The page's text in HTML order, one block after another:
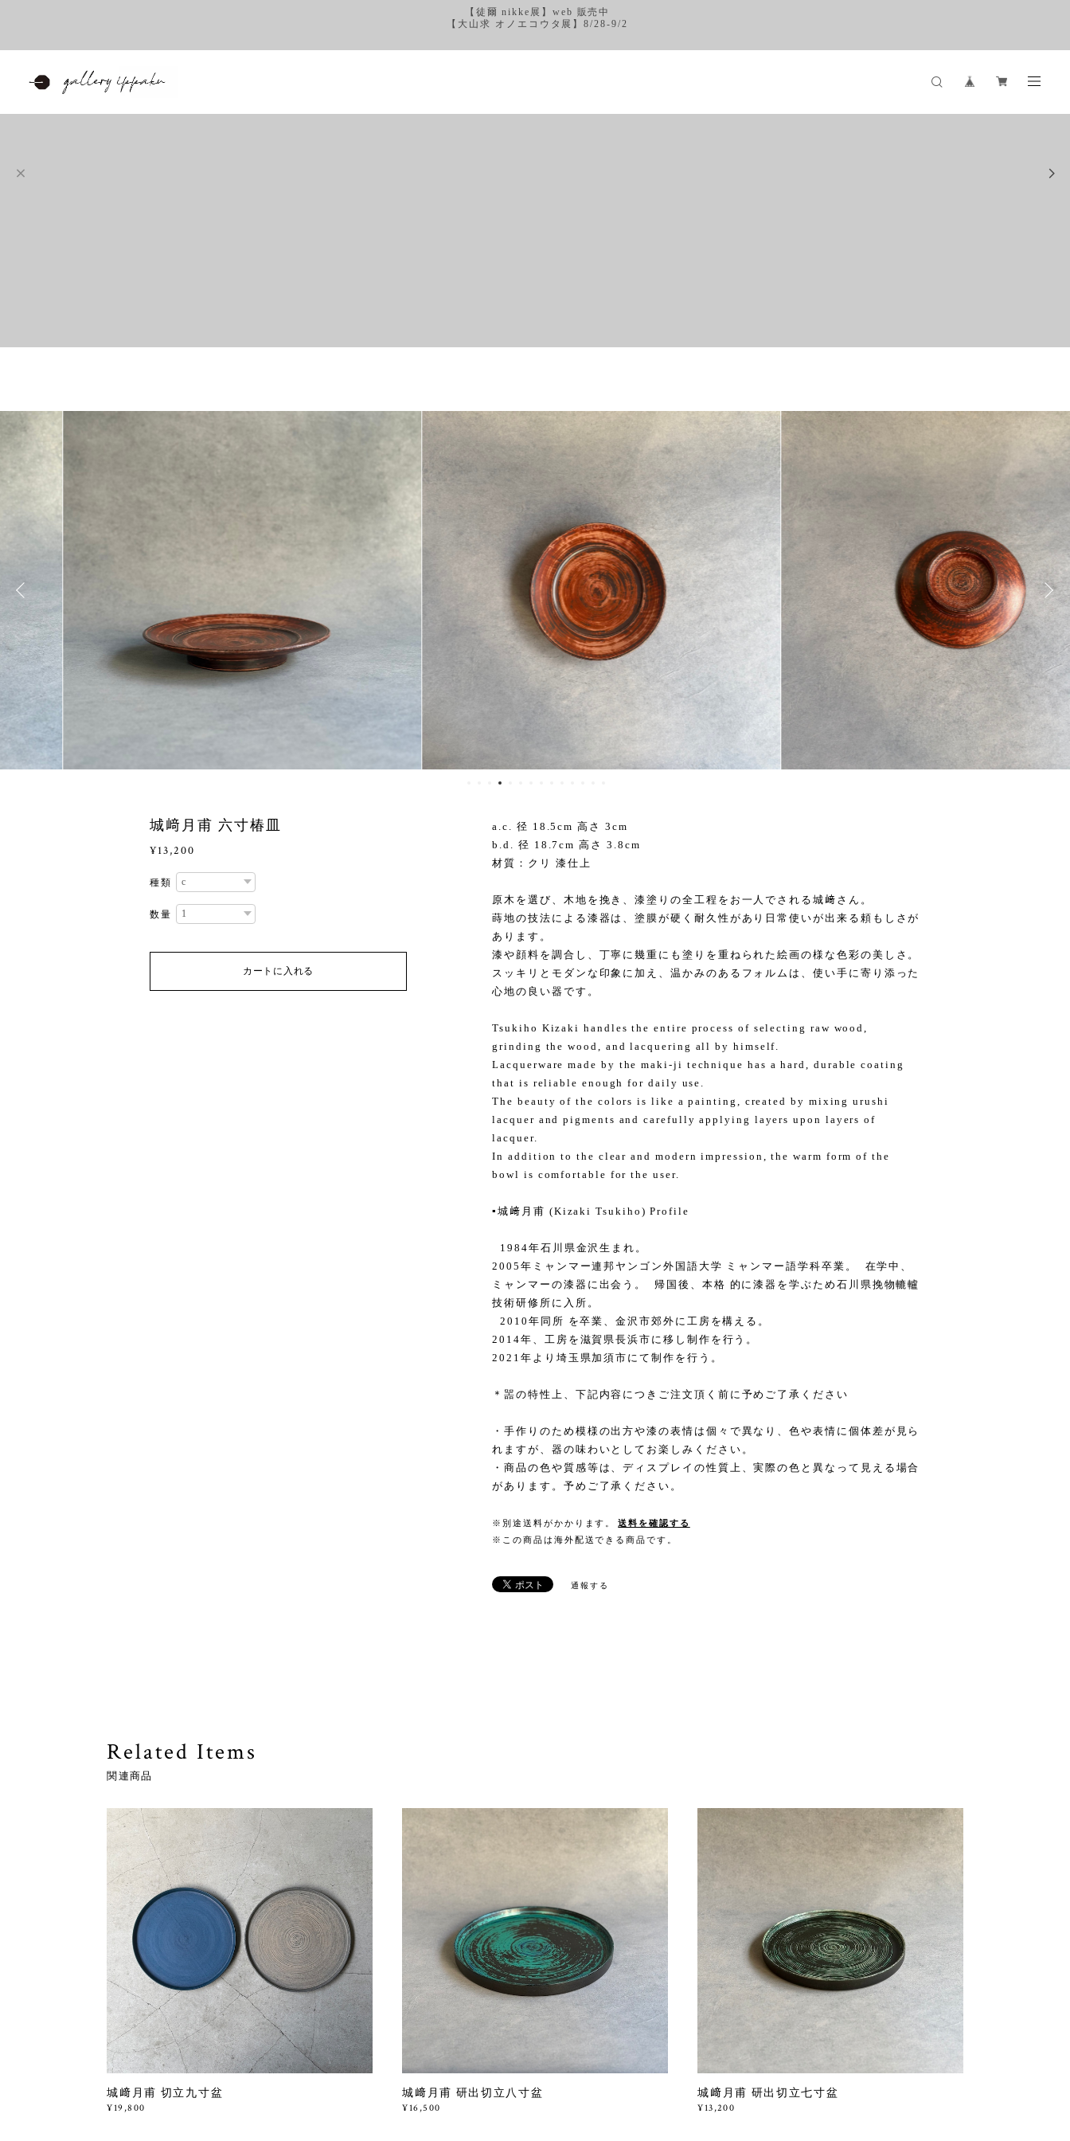
【徒爾 nikke展】web 販売中
【大山求 オノエコウタ展】8/28-9/2
城﨑月甫 六寸椿皿
¥13,200
種類
数量
カートに入れる
a.c. 径 18.5cm 高さ 3cm
b.d. 径 18.7cm 高さ 3.8cm
材質：クリ 漆仕上
原木を選び、木地を挽き、漆塗りの全工程をお一人でされる城﨑さん。
蒔地の技法による漆器は、塗膜が硬く耐久性があり日常使いが出来る頼もしさが
あります。
漆や顔料を調合し、丁寧に幾重にも塗りを重ねられた絵画の様な色彩の美しさ。
スッキリとモダンな印象に加え、温かみのあるフォルムは、使い手に寄り添った
心地の良い器です。
Tsukiho Kizaki handles the entire process of selecting raw wood,
grinding the wood, and lacquering all by himself.
Lacquerware made by the maki-ji technique has a hard, durable coating
that is reliable enough for daily use.
The beauty of the colors is like a painting, created by mixing urushi
lacquer and pigments and carefully applying layers upon layers of
lacquer.
In addition to the clear and modern impression, the warm form of the
bowl is comfortable for the user.
▪️城﨑月甫 (Kizaki Tsukiho) Profile
1984年石川県金沢生まれ。
2005年ミャンマー連邦ヤンゴン外国語大学 ミャンマー語学科卒業。 在学中、
ミャンマーの漆器に出会う。 帰国後、本格 的に漆器を学ぶため石川県挽物轆轤
技術研修所に入所。
2010年同所 を卒業、金沢市郊外に工房を構える。
2014年、工房を滋賀県長浜市に移し制作を行う。
2021年より埼玉県加須市にて制作を行う。
＊噐の特性上、下記内容につきご注文頂く前に予めご了承ください
・手作りのため模様の出方や漆の表情は個々で異なり、色や表情に個体差が見ら
れますが、器の味わいとしてお楽しみください。
・商品の色や質感等は、ディスプレイの性質上、実際の色と異なって見える場合
があります。予めご了承ください。
※別途送料がかかります。
送料を確認する
※この商品は海外配送できる商品です。
通報する
Related Items
関連商品
城﨑月甫 切立九寸盆
¥19,800
城﨑月甫 研出切立八寸盆
¥16,500
城﨑月甫 研出切立七寸盆
¥13,200